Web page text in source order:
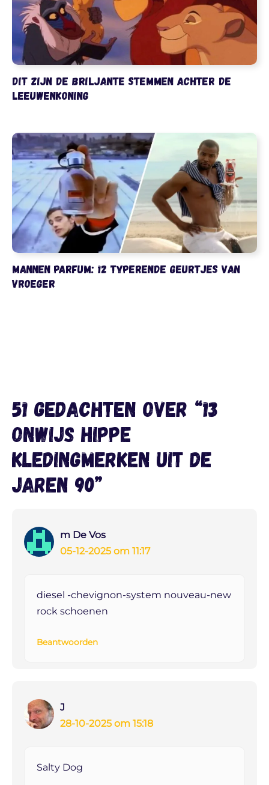
Dit zijn de briljante stemmen achter De
Leeuwenkoning
Mannen parfum: 12 typerende geurtjes van
vroeger
51 gedachten over “13
onwijs hippe
kledingmerken uit de
jaren 90”
m De Vos
05-12-2025 om 11:17
diesel -chevignon-system nouveau-new
rock schoenen
Beantwoorden
J
28-10-2025 om 15:18
Salty Dog